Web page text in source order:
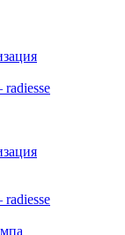
radiesse
radiesse